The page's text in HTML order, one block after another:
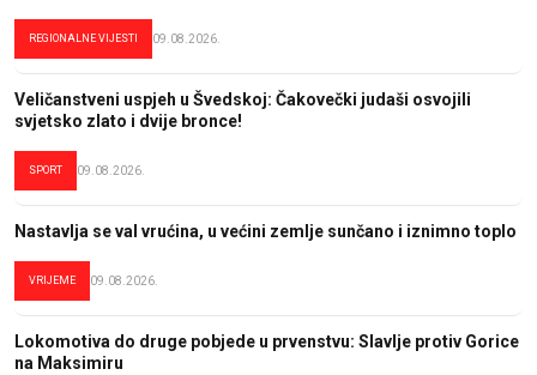
REGIONALNE VIJESTI 09.08.2026.
Veličanstveni uspjeh u Švedskoj: Čakovečki judaši osvojili
svjetsko zlato i dvije bronce!
SPORT 09.08.2026.
Nastavlja se val vrućina, u većini zemlje sunčano i iznimno toplo
VRIJEME 09.08.2026.
Lokomotiva do druge pobjede u prvenstvu: Slavlje protiv Gorice
na Maksimiru